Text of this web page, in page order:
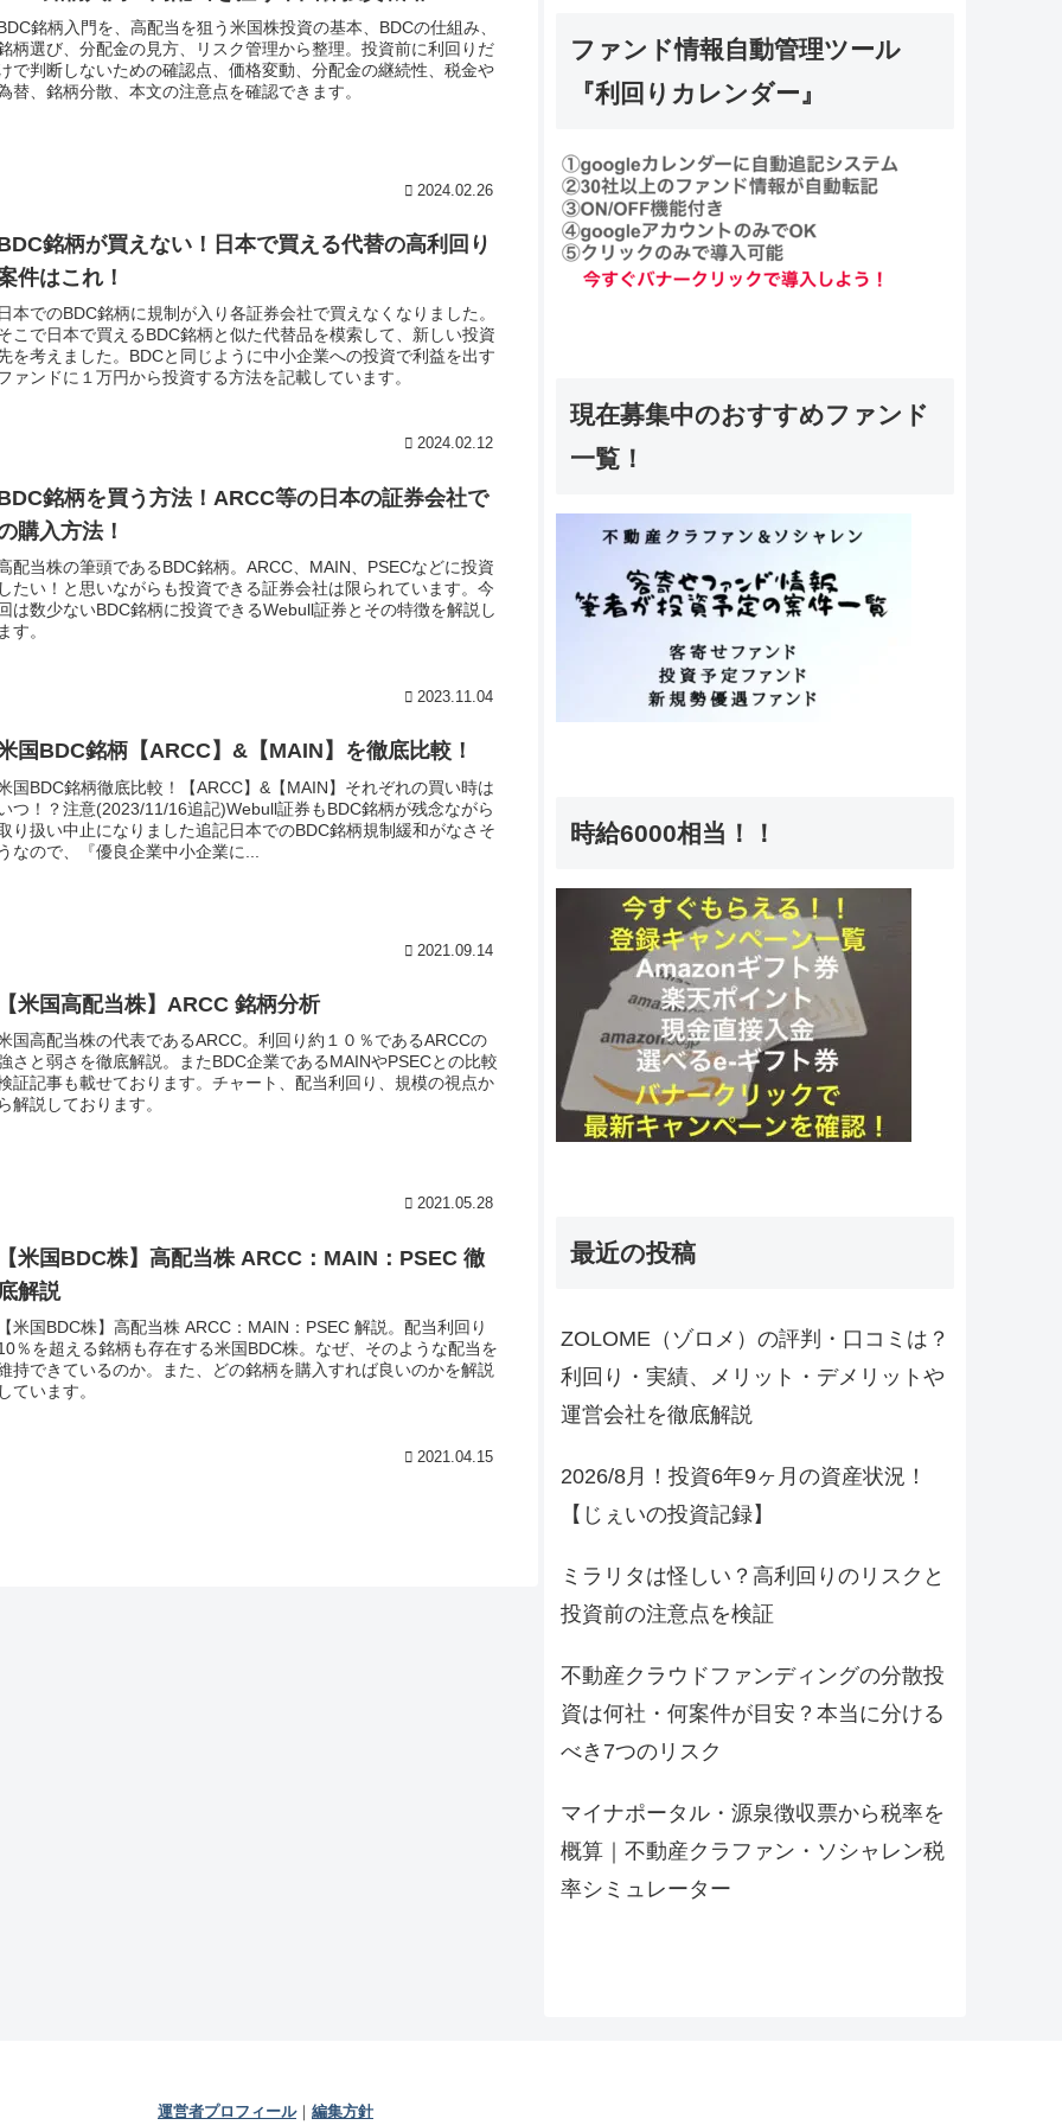
銘柄入門を、高配当を狙う米国株投資の基本、BDCの仕組み、
柄選び、分配金の見方、リスク管理から整理。投資前に利回りだ
で判断しないための確認点、価格変動、分配金の継続性、税金や
替、銘柄分散、本文の注意点を確認できます。
2024.02.26
銘柄が買えない！日本で買える代替の高利回り
件はこれ！
本でのBDC銘柄に規制が入り各証券会社で買えなくなりました。
こで日本で買えるBDC銘柄と似た代替品を模索して、新しい投資
を考えました。BDCと同じように中小企業への投資で利益を出す
ァンドに１万円から投資する方法を記載しています。
2024.02.12
銘柄を買う方法！ARCC等の日本の証券会社で
購入方法！
配当株の筆頭であるBDC銘柄。ARCC、MAIN、PSECなどに投資
たい！と思いながらも投資できる証券会社は限られています。今
は数少ないBDC銘柄に投資できるWebull証券とその特徴を解説し
す。
2023.11.04
国BDC銘柄【ARCC】&【MAIN】を徹底比較！
国BDC銘柄徹底比較！【ARCC】&【MAIN】それぞれの買い時は
つ！？注意(2023/11/16追記)Webull証券もBDC銘柄が残念ながら
り扱い中止になりました追記日本でのBDC銘柄規制緩和がなさそ
なので、『優良企業中小企業に...
2021.09.14
米国高配当株】ARCC 銘柄分析
国高配当株の代表であるARCC。利回り約１０％であるARCCの
さと弱さを徹底解説。またBDC企業であるMAINやPSECとの比較
証記事も載せております。チャート、配当利回り、規模の視点か
解説しております。
2021.05.28
米国BDC株】高配当株 ARCC：MAIN：PSEC 徹
解説
米国BDC株】高配当株 ARCC：MAIN：PSEC 解説。配当利回り
％を超える銘柄も存在する米国BDC株。なぜ、そのような配当を
持できているのか。また、どの銘柄を購入すれば良いのかを解説
ています。
2021.04.15
ファンド情報自動管理ツール
『利回りカレンダー』
現在募集中のおすすめファンド
一覧！
時給6000相当！！
最近の投稿
ZOLOME（ゾロメ）の評判・口コミは？
利回り・実績、メリット・デメリットや
運営会社を徹底解説
2026/8月！投資6年9ヶ月の資産状況！
【じぇいの投資記録】
ミラリタは怪しい？高利回りのリスクと
投資前の注意点を検証
不動産クラウドファンディングの分散投
資は何社・何案件が目安？本当に分ける
べき7つのリスク
マイナポータル・源泉徴収票から税率を
概算｜不動産クラファン・ソシャレン税
率シミュレーター
運営者プロフィール｜ 編集方針